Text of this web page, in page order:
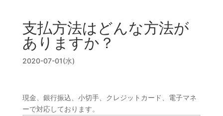
支払方法はどんな方法が
ありますか？
2020-07-01(水)
現金、銀行振込、小切手、クレジットカード、電子マネ
ーで対応しております。